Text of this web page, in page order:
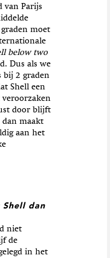
van Parijs
moet
below two
Dus als we
bij 2 graden
Shell een
door blijft
dan maakt
aan het
dan
niet
de
in het